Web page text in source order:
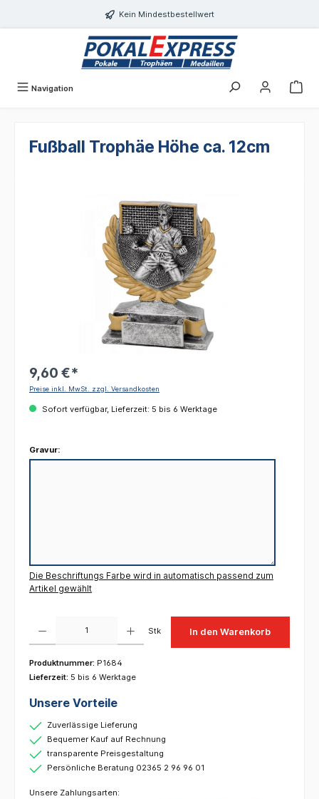
Kein Mindestbestellwert
Navigation
Fußball Trophäe Höhe ca. 12cm
Bildergalerie überspringen
9,60 €*
Preise inkl. MwSt. zzgl. Versandkosten
Sofort verfügbar, Lieferzeit: 5 bis 6 Werktage
Gravur:
Die Beschriftungs Farbe wird in automatisch passend zum
Artikel gewählt
Stk In den Warenkorb
Produktnummer: P1684
Lieferzeit: 5 bis 6 Werktage
Unsere Vorteile
Zuverlässige Lieferung
Bequemer Kauf auf Rechnung
transparente Preisgestaltung
Persönliche Beratung 02365 2 96 96 01
Unsere Zahlungsarten: